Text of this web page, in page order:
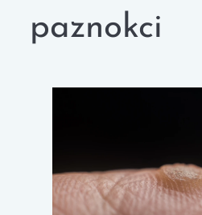
paznokci